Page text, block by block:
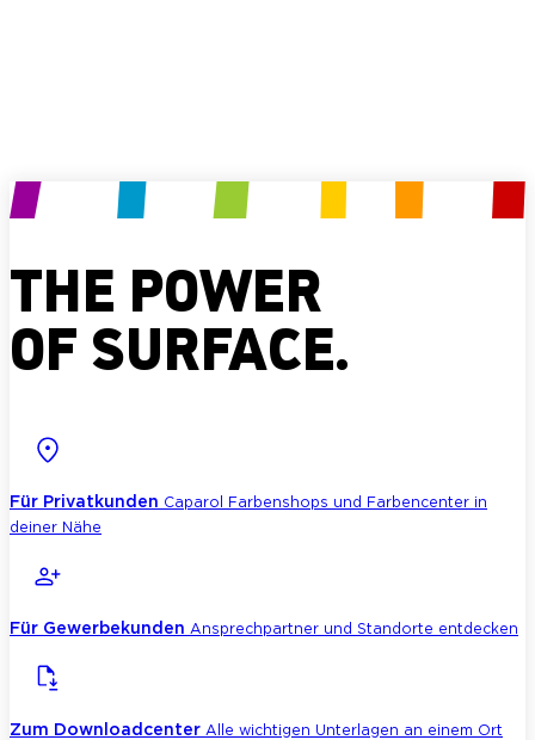
THE POWER
OF SURFACE.
Für Privatkunden Caparol Farbenshops und Farbencenter in
deiner Nähe
Für Gewerbekunden Ansprechpartner und Standorte entdecken
Zum Downloadcenter Alle wichtigen Unterlagen an einem Ort